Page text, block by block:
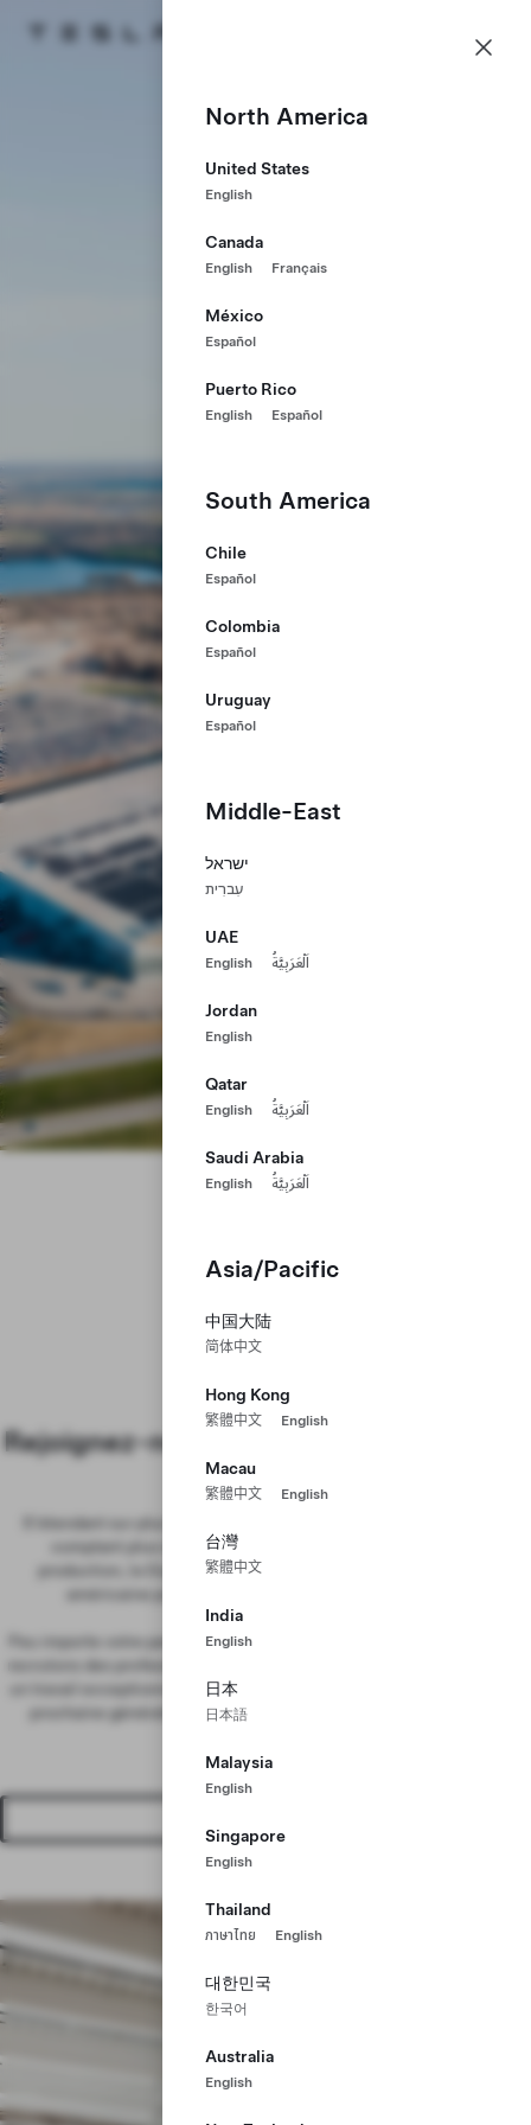
Page d'accueil Tesla
North America
United States
English
Canada
English Français
México
Español
Puerto Rico
English Español
South America
Chile
Español
Colombia
Español
Uruguay
Español
Middle-East
ישראל
עִברִית
UAE
English اَلْعَرَبِيَّةُ
Jordan
English
Qatar
English اَلْعَرَبِيَّةُ
Saudi Arabia
English اَلْعَرَبِيَّةُ
Asia/Pacific
中国大陆
简体中文
Hong Kong
繁體中文 English
Macau
繁體中文 English
台灣
繁體中文
India
English
日本
日本語
Malaysia
English
Singapore
English
Thailand
ภาษาไทย English
대한민국
한국어
Australia
English
Austin, Texas
Rejoignez-nous dans notre siège social
mondial
S'étendant sur plus de 2 500 acres au bord du fleuve Colorado et
comptant plus de 10 millions de pieds carrés d'espace de
production, la Gigafactory Texas est une unité de production
Peu importe votre parcours scolaire ou votre secteur d'activité, nous
un travail exceptionnel, rejoignez-nous pour résoudre les défis de la
prochaine génération en matière d'ingénierie, de fabrication et